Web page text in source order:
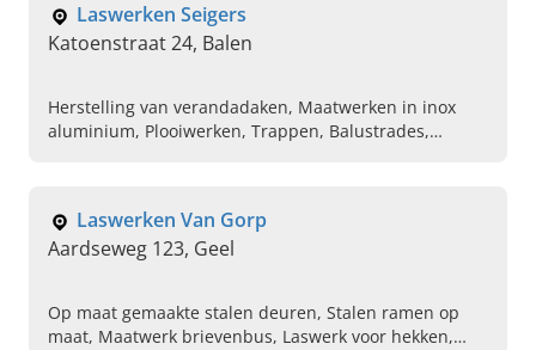
Laswerken Seigers
Katoenstraat 24, Balen
Herstelling van verandadaken, Maatwerken in inox
aluminium, Plooiwerken, Trappen, Balustrades,
Laswerken Van Gorp
Aardseweg 123, Geel
Op maat gemaakte stalen deuren, Stalen ramen op
maat, Maatwerk brievenbus, Laswerk voor hekken,